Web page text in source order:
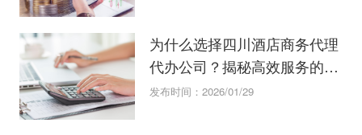
为什么选择四川酒店商务代理
代办公司？揭秘高效服务的优
势。
发布时间：2026/01/29